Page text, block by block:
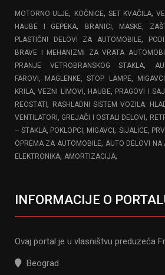
MOTORNO ULJE, KOČNICE, SET KVAČILA,
HAUBE I GEPEKA,
BRANICI, MASKE,
PLASTIČNI DELOVI ZA AUTOMOBILE,
BRAVE I MEHANIZMI ZA VRATA
PRANJE VETROBRANSKOG STAKLA,
FAROVI, MAGLENKE, STOP LAMPE, MIGAVCI
KRILA, VEZNI LIMOVI, HAUBE, PRAGOVI I
REOSTATI, RASHLADNI SISTEM VOZILA:
VENTILATORI, GREJAČI I OSTALI DELOVI,
– STAKLA, POKLOPCI, MIGAVCI, SIJALICE,
OPREMA ZA AUTOMOBILE,AUTO DELOVI NA
ELEKTRONIKA, AMORTIZACIJA,
INFORMACIJE O
Ovaj portal je u vlasništvu preduzeća
Beograd